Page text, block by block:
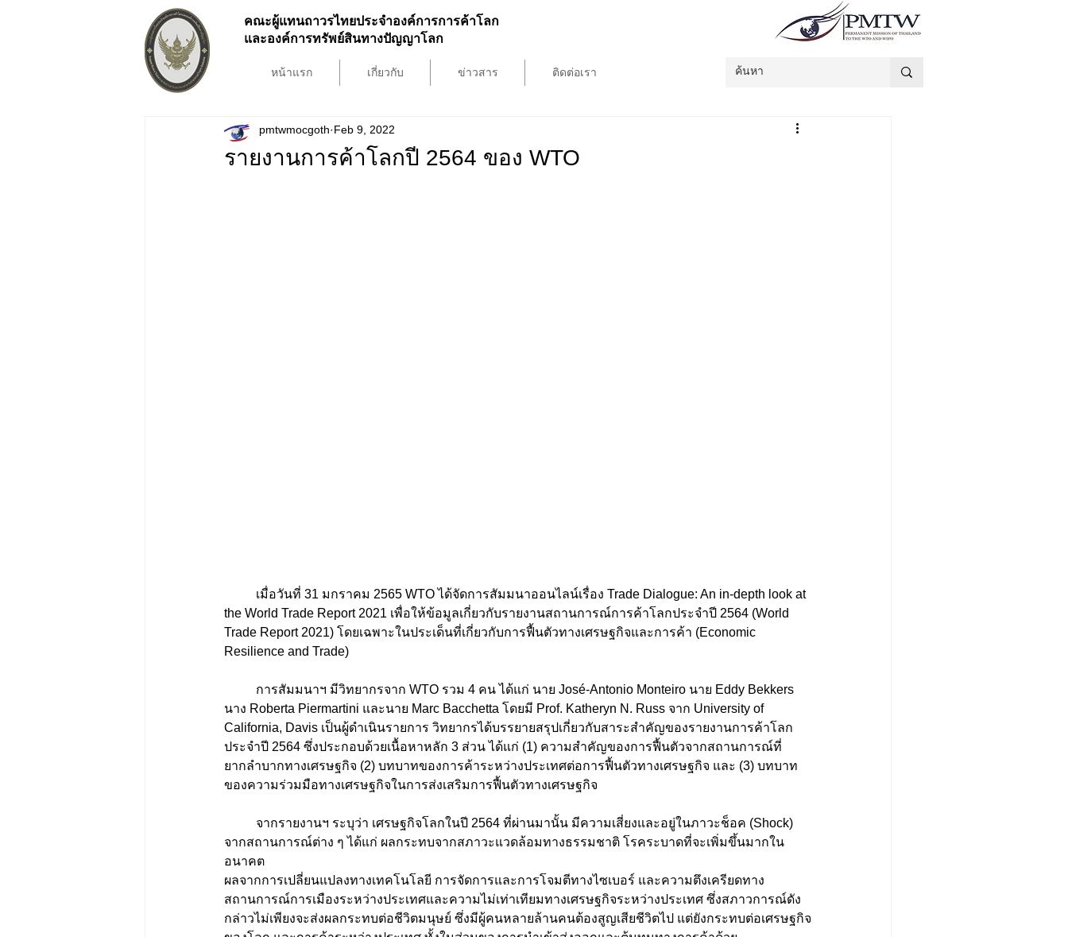
คณะผู้แทนถาวรไทยประจำองค์การการค้าโลก
และองค์การทรัพย์สินทางปัญญาโลก
หน้าแรก เกี่ยวกับ ข่าวสาร ติดต่อเรา
รายงานการค้าโลกปี 2564 ของ WTO
pmtwmocgoth Feb 9, 2022
the World Trade Report 2021 เพื่อให้ข้อมูลเกี่ยวกับรายงานสถานการณ์การค้าโลกประจำปี 2564 (World
Trade Report 2021) โดยเฉพาะในประเด็นที่เกี่ยวกับการฟื้นตัวทางเศรษฐกิจและการค้า (Economic
Resilience and Trade)
นาง Roberta Piermartini และนาย Marc Bacchetta โดยมี Prof. Katheryn N. Russ จาก University of
California, Davis เป็นผู้ดำเนินรายการ วิทยากรได้บรรยายสรุปเกี่ยวกับสาระสำคัญของรายงานการค้าโลก
ประจำปี 2564 ซึ่งประกอบด้วยเนื้อหาหลัก 3 ส่วน ได้แก่ (1) ความสำคัญของการฟื้นตัวจากสถานการณ์ที่
ยากลำบากทางเศรษฐกิจ (2) บทบาทของการค้าระหว่างประเทศต่อการฟื้นตัวทางเศรษฐกิจ และ (3) บทบาท
ของความร่วมมือทางเศรษฐกิจในการส่งเสริมการฟื้นตัวทางเศรษฐกิจ
	จากรายงานฯ ระบุว่า เศรษฐกิจโลกในปี 2564 ที่ผ่านมานั้น มีความเสี่ยงและอยู่ในภาวะช็อค (Shock)
จากสถานการณ์ต่าง ๆ ได้แก่ ผลกระทบจากสภาวะแวดล้อมทางธรรมชาติ โรคระบาดที่จะเพิ่มขึ้นมากใน
อนาคต
ผลจากการเปลี่ยนแปลงทางเทคโนโลยี การจัดการและการโจมตีทางไซเบอร์ และความตึงเครียดทาง
สถานการณ์การเมืองระหว่างประเทศและความไม่เท่าเทียมทางเศรษฐกิจระหว่างประเทศ ซึ่งสภาวการณ์ดัง
กล่าวไม่เพียงจะส่งผลกระทบต่อชีวิตมนุษย์ ซึ่งมีผู้คนหลายล้านคนต้องสูญเสียชีวิตไป แต่ยังกระทบต่อเศรษฐกิจ